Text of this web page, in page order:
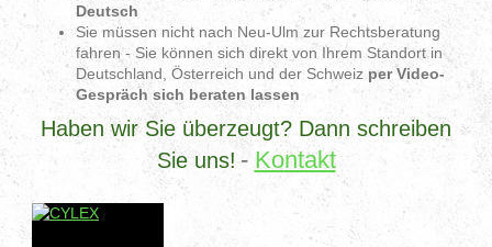
Deutsch
Sie müssen nicht nach Neu-Ulm zur Rechtsberatung
fahren - Sie können sich direkt von Ihrem Standort in
Deutschland, Österreich und der Schweiz per Video-
Gespräch sich beraten lassen
Haben wir Sie überzeugt? Dann schreiben
Sie uns! - Kontakt